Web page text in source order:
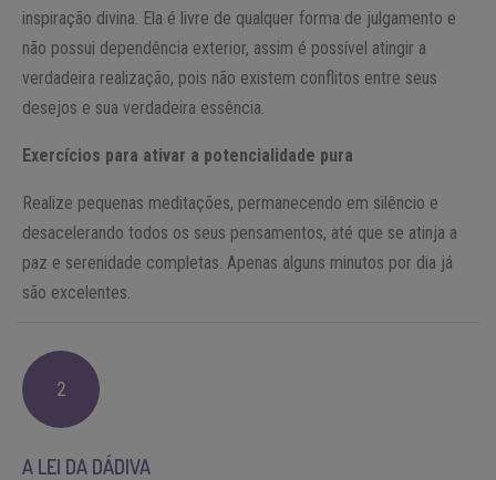
inspiração divina. Ela é livre de qualquer forma de julgamento e
não possui dependência exterior, assim é possível atingir a
verdadeira realização, pois não existem conflitos entre seus
desejos e sua verdadeira essência.
Exercícios para ativar a potencialidade pura
Realize pequenas meditações, permanecendo em silêncio e
desacelerando todos os seus pensamentos, até que se atinja a
paz e serenidade completas. Apenas alguns minutos por dia já
são excelentes.
2
A LEI DA DÁDIVA